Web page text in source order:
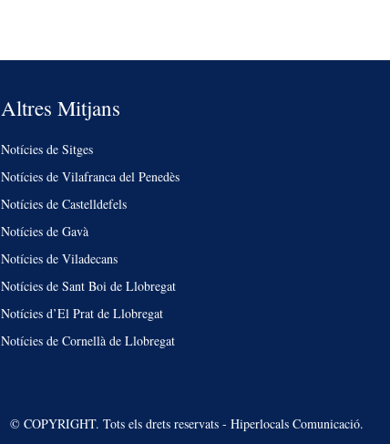
Altres Mitjans
Notícies de Sitges
Notícies de Vilafranca del Penedès
Notícies de Castelldefels
Notícies de Gavà
Notícies de Viladecans
Notícies de Sant Boi de Llobregat
Notícies d’El Prat de Llobregat
Notícies de Cornellà de Llobregat
© COPYRIGHT. Tots els drets reservats - Hiperlocals Comunicació.